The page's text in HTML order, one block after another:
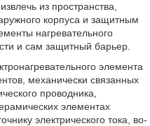
из пространства,
корпуса и защитным
нагревательного
и сам защитный барьер.
элемента
механически связанных
проводника,
элементах
электрического тока, во-